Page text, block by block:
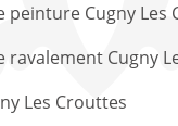
peinture Cugny Les
ravalement Cugny
Les Crouttes